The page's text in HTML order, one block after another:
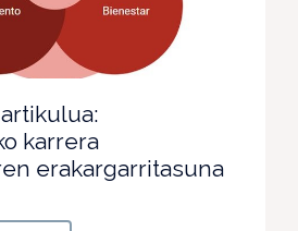
karrera
erakargarritasuna